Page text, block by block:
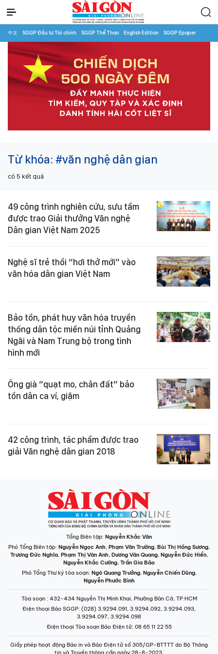
中文 SGGP Đầu tư Tài chính SGGP Thể Thao English Edition SGGP Epaper
Từ khóa: #văn nghệ dân gian
có 5 kết quả
49 công trình nghiên cứu, sưu tầm
được trao Giải thưởng Văn nghệ
Dân gian Việt Nam 2025
Nghệ sĩ trẻ thổi “hơi thở mới” vào
văn hóa dân gian Việt Nam
Bảo tồn, phát huy văn hóa truyền
thống dân tộc miền núi tỉnh Quảng
Ngãi và Nam Trung bộ trong tình
hình mới
Ông già “quạt mo, chân đất” bảo
tồn dân ca ví, giặm
42 công trình, tác phẩm được trao
giải Văn nghệ dân gian 2018
Tổng Biên tập: Nguyễn Khắc Văn
Phó Tổng Biên tập: Nguyễn Ngọc Anh, Phạm Văn Trường, Bùi Thị Hồng Sương,
Trương Đức Nghĩa, Phạm Thị Vân Anh, Dương Văn Quang, Nguyễn Đức Hiển,
Nguyễn Khắc Cường, Trần Gia Bảo
Phó Tổng Thư ký tòa soạn: Ngô Quang Trưởng, Nguyễn Chiến Dũng,
Nguyễn Phước Bình
Tòa soạn : 432-434 Nguyễn Thị Minh Khai, Phường Bàn Cờ, TP.HCM
Điện thoại Báo SGGP: (028) 3.9294.091, 3.9294.092, 3.9294.093,
3.9294.097, 3.9294.098
Điện thoại Tòa soạn Báo Điện tử: 08 65 11 22 55
Giấy phép hoạt động Báo in và Báo Điện tử số 305/GP-BTTTT do Bộ Thông
tin và Truyền thông cấp ngày 28-8-2023.